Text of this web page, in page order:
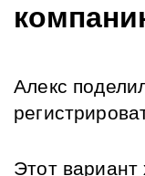
Алекс
Этот